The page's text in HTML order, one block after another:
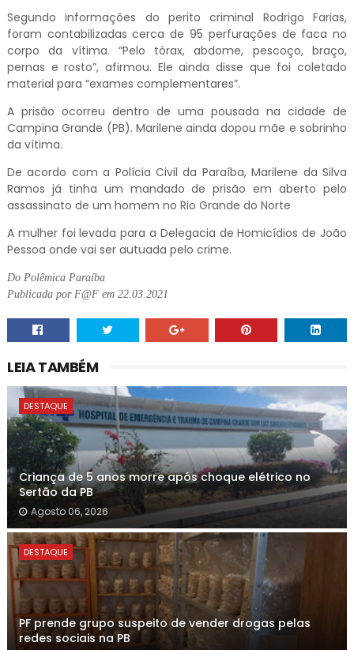
Segundo informações do perito criminal Rodrigo Farias,
foram contabilizadas cerca de 95 perfurações de faca no
corpo da vítima. “Pelo tórax, abdome, pescoço, braço,
pernas e rosto”, afirmou. Ele ainda disse que foi coletado
material para “exames complementares”.
A prisão ocorreu dentro de uma pousada na cidade de
Campina Grande (PB). Marilene ainda dopou mãe e sobrinho
da vítima.
De acordo com a Polícia Civil da Paraíba, Marilene da Silva
Ramos já tinha um mandado de prisão em aberto pelo
assassinato de um homem no Rio Grande do Norte
A mulher foi levada para a Delegacia de Homicídios de João
Pessoa onde vai ser autuada pelo crime.
Do Polêmica Paraíba
Publicada por F@F em 22.03.2021
LEIA TAMBÉM
DESTAQUE
Criança de 5 anos morre após choque elétrico no
Sertão da PB
Agosto 06, 2026
DESTAQUE
PF prende grupo suspeito de vender drogas pelas
redes sociais na PB